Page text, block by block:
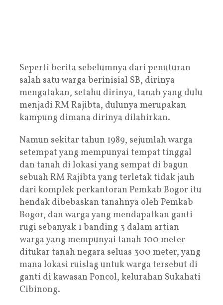
Seperti berita sebelumnya dari penuturan
salah satu warga berinisial SB, dirinya
mengatakan, setahu dirinya, tanah yang dulu
menjadi RM Rajibta, dulunya merupakan
kampung dimana dirinya dilahirkan.
Namun sekitar tahun 1989, sejumlah warga
setempat yang mempunyai tempat tinggal
dan tanah di lokasi yang sempat di bagun
sebuah RM Rajibta yang terletak tidak jauh
dari komplek perkantoran Pemkab Bogor itu
hendak dibebaskan tanahnya oleh Pemkab
Bogor, dan warga yang mendapatkan ganti
rugi sebanyak 1 banding 3 dalam artian
warga yang mempunyai tanah 100 meter
ditukar tanah negara seluas 300 meter, yang
mana lokasi ruislag untuk warga tersebut di
ganti di kawasan Poncol, kelurahan Sukahati
Cibinong.